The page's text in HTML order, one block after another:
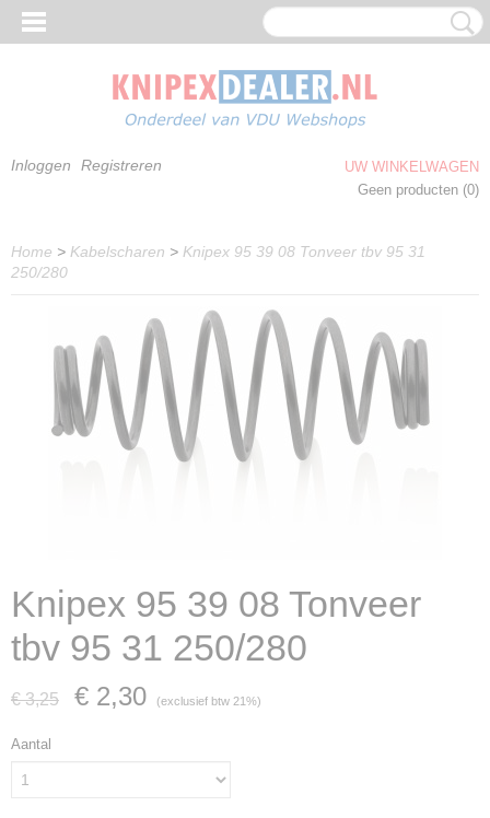
Inloggen Registreren
UW WINKELWAGEN
Geen producten (0)
Home > Kabelscharen > Knipex 95 39 08 Tonveer tbv 95 31
250/280
Knipex 95 39 08 Tonveer
tbv 95 31 250/280
€ 3,25 € 2,30 (exclusief btw 21%)
Aantal